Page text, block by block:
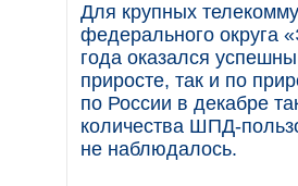
Для крупных
федерального округа
года оказался
приросте, так и по
по России в декабре
количества ШПД-
не наблюдалось.